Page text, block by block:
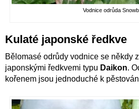
Vodnice odrůda
Kulaté japonské ředkve
Bělomasé odrůdy vodnice se někdy
japonskými ředkvemi typu Daikon.
kořenem jsou jednoduché k